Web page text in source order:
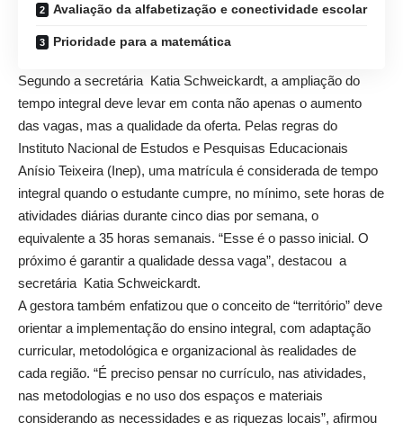
Avaliação da alfabetização e conectividade escolar
Prioridade para a matemática
Segundo a secretária Katia Schweickardt, a ampliação do
tempo integral deve levar em conta não apenas o aumento
das vagas, mas a qualidade da oferta. Pelas regras do
Instituto Nacional de Estudos e Pesquisas Educacionais
Anísio Teixeira (Inep), uma matrícula é considerada de tempo
integral quando o estudante cumpre, no mínimo, sete horas de
atividades diárias durante cinco dias por semana, o
equivalente a 35 horas semanais. “Esse é o passo inicial. O
próximo é garantir a qualidade dessa vaga”, destacou a
secretária Katia Schweickardt.
A gestora também enfatizou que o conceito de “território” deve
orientar a implementação do ensino integral, com adaptação
curricular, metodológica e organizacional às realidades de
cada região. “É preciso pensar no currículo, nas atividades,
nas metodologias e no uso dos espaços e materiais
considerando as necessidades e as riquezas locais”, afirmou